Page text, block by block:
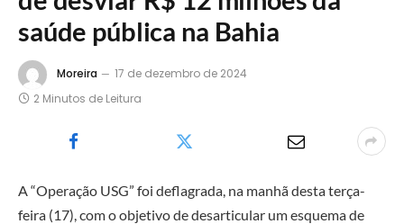
saúde pública na Bahia
Moreira
17 de dezembro de 2024
2 Minutos de Leitura
A “Operação USG” foi deflagrada, na manhã desta terça-
feira (17), com o objetivo de desarticular um esquema de